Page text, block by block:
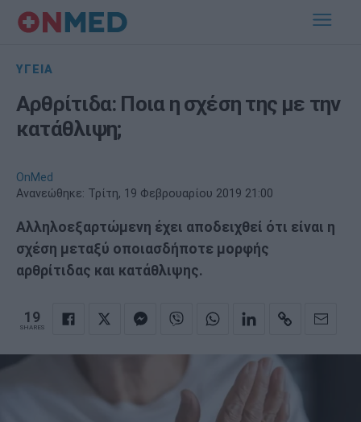
ΥΓΕΙΑ
Αρθρίτιδα: Ποια η σχέση της με την
κατάθλιψη;
OnMed
Ανανεώθηκε: Τρίτη, 19 Φεβρουαρίου 2019 21:00
Αλληλοεξαρτώμενη έχει αποδειχθεί ότι είναι η
σχέση μεταξύ οποιασδήποτε μορφής
αρθρίτιδας και κατάθλιψης.
19
SHARES